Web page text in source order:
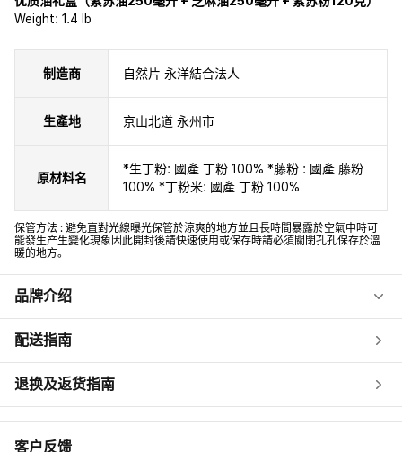
Weight: 1.4 lb
制造商 自然片 永洋結合法人
生產地 京山北道 永州市
原材料名
*生丁粉: 國產 丁粉 100% *藤粉 : 國產 藤粉
100% *丁粉米: 國產 丁粉 100%
保管方法 : 避免直對光線曝光保管於涼爽的地方並且長時間暴露於空氣中時可
能發生产生變化現象因此開封後請快速使用或保存時請必須關閉孔孔保存於溫
暖的地方。
品牌介绍
配送指南
退换及返货指南
客户反馈